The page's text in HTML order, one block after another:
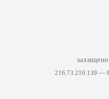
захищено
216.73.216.139 —